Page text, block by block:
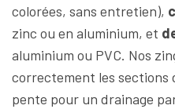
colorées, sans entretien),
zinc ou en aluminium, et
aluminium ou PVC. Nos
correctement les sections
pente pour un drainage